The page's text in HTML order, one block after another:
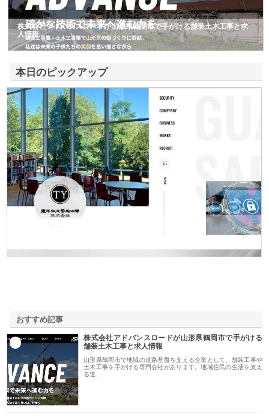
株式会社アドバンスロードが山形県鶴岡市で手がける舗装土木工事と求
人情報
本日のピックアップ
おすすめ記事
株式会社アドバンスロードが山形県鶴岡市で手がける
舗装土木工事と求人情報
山形県鶴岡市で地域の道路基盤を支える企業として、舗装工事や
土木工事を手がける専門会社があります。地域住民の生活を支え
る道…